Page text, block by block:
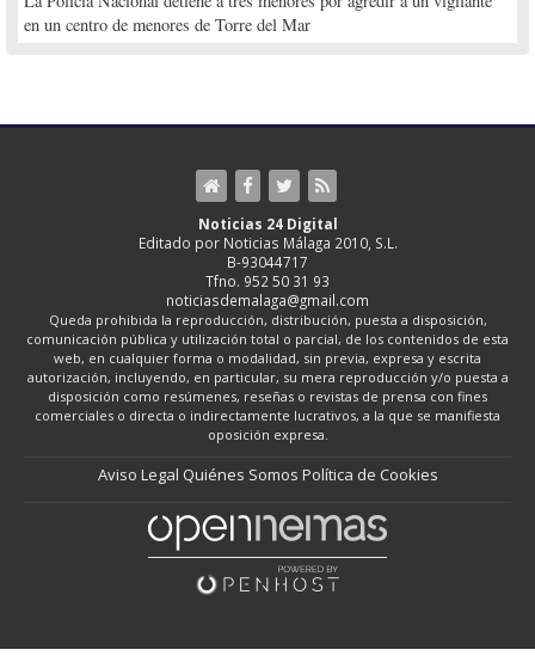
en un centro de menores de Torre del Mar
Noticias 24 Digital
Editado por Noticias Málaga 2010, S.L.
B-93044717
Tfno. 952 50 31 93
noticiasdemalaga@gmail.com
Queda prohibida la reproducción, distribución, puesta a disposición,
comunicación pública y utilización total o parcial, de los contenidos de esta
web, en cualquier forma o modalidad, sin previa, expresa y escrita
autorización, incluyendo, en particular, su mera reproducción y/o puesta a
disposición como resúmenes, reseñas o revistas de prensa con fines
comerciales o directa o indirectamente lucrativos, a la que se manifiesta
oposición expresa.
Aviso Legal Quiénes Somos Política de Cookies